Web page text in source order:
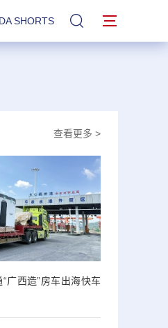
SHORTS 站内搜索
查看更多 >
广西造”房车出海快车